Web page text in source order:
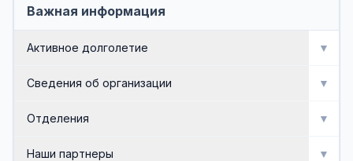
Важная информация
Активное долголетие ▼
Мероприятия
Активное долголетие
Сведения об организации ▼
Об организации
Сведения об организации
Отделения ▼
Отделение социальной реабилитации инвалидов
Наши партнеры ▼